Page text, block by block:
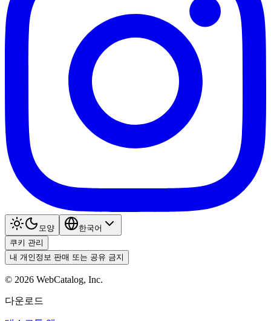
모양
한국어
쿠키 관리
내 개인정보 판매 또는 공유 금지
© 2026 WebCatalog, Inc.
다운로드